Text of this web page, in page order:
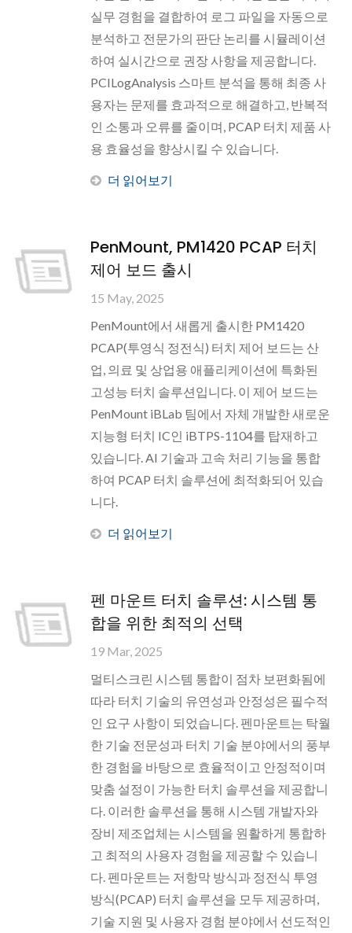
실무 경험을 결합하여 로그 파일을 자동으로
분석하고 전문가의 판단 논리를 시뮬레이션
하여 실시간으로 권장 사항을 제공합니다.
PCILogAnalysis 스마트 분석을 통해 최종 사
용자는 문제를 효과적으로 해결하고, 반복적
인 소통과 오류를 줄이며, PCAP 터치 제품 사
용 효율성을 향상시킬 수 있습니다.
더 읽어보기
PenMount, PM1420 PCAP 터치
제어 보드 출시
15 May, 2025
PenMount에서 새롭게 출시한 PM1420
PCAP(투영식 정전식) 터치 제어 보드는 산
업, 의료 및 상업용 애플리케이션에 특화된
고성능 터치 솔루션입니다. 이 제어 보드는
PenMount iBLab 팀에서 자체 개발한 새로운
지능형 터치 IC인 iBTPS-1104를 탑재하고
있습니다. AI 기술과 고속 처리 기능을 통합
하여 PCAP 터치 솔루션에 최적화되어 있습
니다.
더 읽어보기
펜 마운트 터치 솔루션: 시스템 통
합을 위한 최적의 선택
19 Mar, 2025
멀티스크린 시스템 통합이 점차 보편화됨에
따라 터치 기술의 유연성과 안정성은 필수적
인 요구 사항이 되었습니다. 펜마운트는 탁월
한 기술 전문성과 터치 기술 분야에서의 풍부
한 경험을 바탕으로 효율적이고 안정적이며
맞춤 설정이 가능한 터치 솔루션을 제공합니
다. 이러한 솔루션을 통해 시스템 개발자와
장비 제조업체는 시스템을 원활하게 통합하
고 최적의 사용자 경험을 제공할 수 있습니
다. 펜마운트는 저항막 방식과 정전식 투영
방식(PCAP) 터치 솔루션을 모두 제공하며,
기술 지원 및 사용자 경험 분야에서 선도적인